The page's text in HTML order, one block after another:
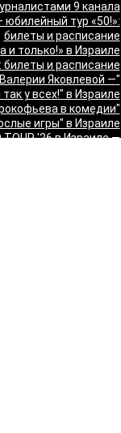
9 канала
юбилейный тур «50!»:
билеты и расписание
и только!» в Израиле
билеты и расписание
Яковлевой —
у всех!" в Израиле
в комедии
игры" в Израиле
TOUR '26 в Израиле —